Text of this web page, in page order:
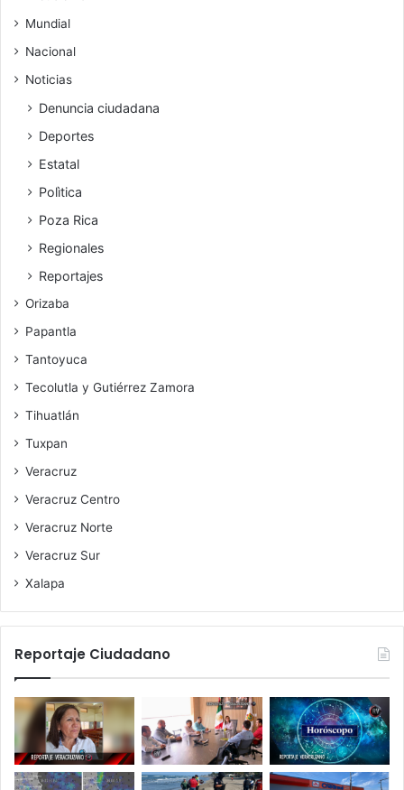
Mundial
Nacional
Noticias
Denuncia ciudadana
Deportes
Estatal
Polìtica
Poza Rica
Regionales
Reportajes
Orizaba
Papantla
Tantoyuca
Tecolutla y Gutiérrez Zamora
Tihuatlán
Tuxpan
Veracruz
Veracruz Centro
Veracruz Norte
Veracruz Sur
Xalapa
Reportaje Ciudadano